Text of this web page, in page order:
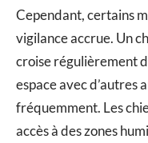
Cependant, certains
vigilance accrue. Un
croise régulièrement
espace avec d’autres
fréquemment. Les
accès à des zones